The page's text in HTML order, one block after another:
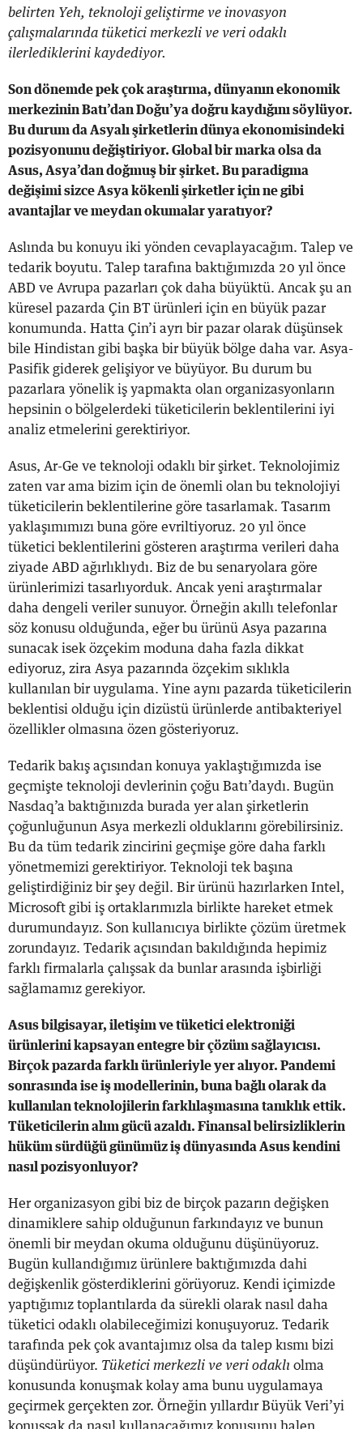
belirten Yeh, teknoloji geliştirme ve inovasyon
çalışmalarında tüketici merkezli ve veri odaklı
ilerlediklerini kaydediyor.
Son dönemde pek çok araştırma, dünyanın ekonomik
merkezinin Batı’dan Doğu’ya doğru kaydığını söylüyor.
Bu durum da Asyalı şirketlerin dünya ekonomisindeki
pozisyonunu değiştiriyor. Global bir marka olsa da
Asus, Asya’dan doğmuş bir şirket. Bu paradigma
değişimi sizce Asya kökenli şirketler için ne gibi
avantajlar ve meydan okumalar yaratıyor?
Aslında bu konuyu iki yönden cevaplayacağım. Talep ve
tedarik boyutu. Talep tarafına baktığımızda 20 yıl önce
ABD ve Avrupa pazarları çok daha büyüktü. Ancak şu an
küresel pazarda Çin BT ürünleri için en büyük pazar
konumunda. Hatta Çin’i ayrı bir pazar olarak düşünsek
bile Hindistan gibi başka bir büyük bölge daha var. Asya-
Pasifik giderek gelişiyor ve büyüyor. Bu durum bu
pazarlara yönelik iş yapmakta olan organizasyonların
hepsinin o bölgelerdeki tüketicilerin beklentilerini iyi
analiz etmelerini gerektiriyor.
Asus, Ar-Ge ve teknoloji odaklı bir şirket. Teknolojimiz
zaten var ama bizim için de önemli olan bu teknolojiyi
tüketicilerin beklentilerine göre tasarlamak. Tasarım
yaklaşımımızı buna göre evriltiyoruz. 20 yıl önce
tüketici beklentilerini gösteren araştırma verileri daha
ziyade ABD ağırlıklıydı. Biz de bu senaryolara göre
ürünlerimizi tasarlıyorduk. Ancak yeni araştırmalar
daha dengeli veriler sunuyor. Örneğin akıllı telefonlar
söz konusu olduğunda, eğer bu ürünü Asya pazarına
sunacak isek özçekim moduna daha fazla dikkat
ediyoruz, zira Asya pazarında özçekim sıklıkla
kullanılan bir uygulama. Yine aynı pazarda tüketicilerin
beklentisi olduğu için dizüstü ürünlerde antibakteriyel
özellikler olmasına özen gösteriyoruz.
Tedarik bakış açısından konuya yaklaştığımızda ise
geçmişte teknoloji devlerinin çoğu Batı’daydı. Bugün
Nasdaq’a baktığınızda burada yer alan şirketlerin
çoğunluğunun Asya merkezli olduklarını görebilirsiniz.
Bu da tüm tedarik zincirini geçmişe göre daha farklı
yönetmemizi gerektiriyor. Teknoloji tek başına
geliştirdiğiniz bir şey değil. Bir ürünü hazırlarken Intel,
Microsoft gibi iş ortaklarımızla birlikte hareket etmek
durumundayız. Son kullanıcıya birlikte çözüm üretmek
zorundayız. Tedarik açısından bakıldığında hepimiz
farklı firmalarla çalışsak da bunlar arasında işbirliği
sağlamamız gerekiyor.
Asus bilgisayar, iletişim ve tüketici elektroniği
ürünlerini kapsayan entegre bir çözüm sağlayıcısı.
Birçok pazarda farklı ürünleriyle yer alıyor. Pandemi
sonrasında ise iş modellerinin, buna bağlı olarak da
kullanılan teknolojilerin farklılaşmasına tanıklık ettik.
Tüketicilerin alım gücü azaldı. Finansal belirsizliklerin
hüküm sürdüğü günümüz iş dünyasında Asus kendini
nasıl pozisyonluyor?
Her organizasyon gibi biz de birçok pazarın değişken
dinamiklere sahip olduğunun farkındayız ve bunun
önemli bir meydan okuma olduğunu düşünüyoruz.
Bugün kullandığımız ürünlere baktığımızda dahi
değişkenlik gösterdiklerini görüyoruz. Kendi içimizde
yaptığımız toplantılarda da sürekli olarak nasıl daha
tüketici odaklı olabileceğimizi konuşuyoruz. Tedarik
tarafında pek çok avantajımız olsa da talep kısmı bizi
düşündürüyor. Tüketici merkezli ve veri odaklı olma
konusunda konuşmak kolay ama bunu uygulamaya
geçirmek gerçekten zor. Örneğin yıllardır Büyük Veri’yi